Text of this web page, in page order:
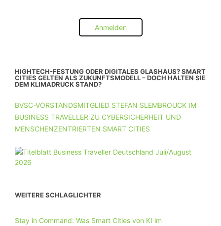
Anmelden
HIGHTECH-FESTUNG ODER DIGITALES GLASHAUS? SMART
CITIES GELTEN ALS ZUKUNFTSMODELL – DOCH HALTEN SIE
DEM KLIMADRUCK STAND?
BVSC-VORSTANDSMITGLIED STEFAN SLEMBROUCK IM
BUSINESS TRAVELLER ZU CYBERSICHERHEIT UND
MENSCHENZENTRIERTEN SMART CITIES
WEITERE SCHLAGLICHTER
Stay in Command: Was Smart Cities von KI im